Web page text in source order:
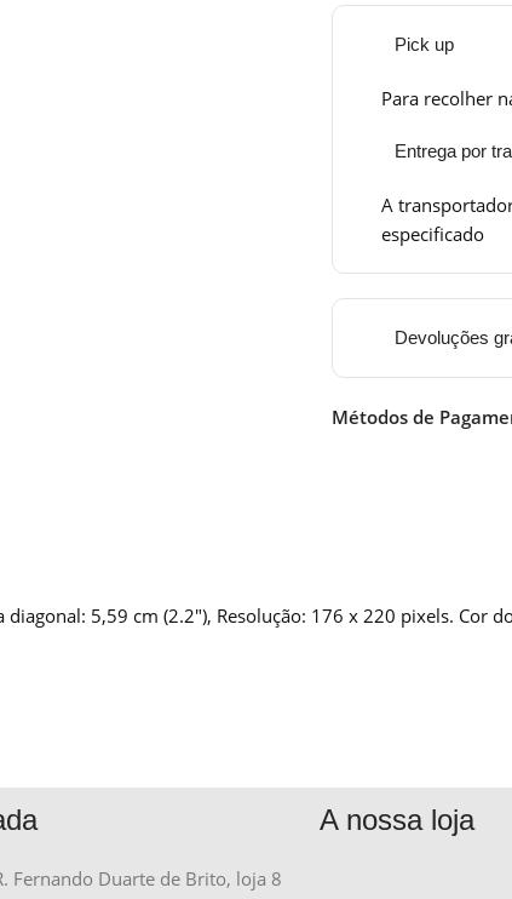
Pick up
Para recolher
Entrega por
A
especificado
Devoluções
Métodos de
5,59 cm (2.2″), Resolução: 176 x 220 pixels. Cor
Fernando Duarte de Brito, loja 8
A nossa loja